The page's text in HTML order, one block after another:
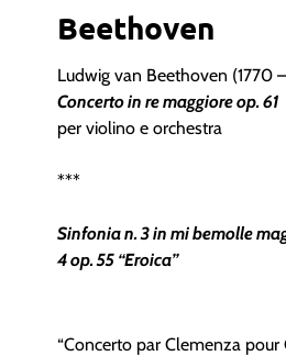
Beethoven
Ludwig van Beethoven (1770
Concerto in re maggiore op. 61
per violino e orchestra
***
Sinfonia n. 3 in mi bemolle
4 op. 55 “Eroica”
“Concerto par Clemenza